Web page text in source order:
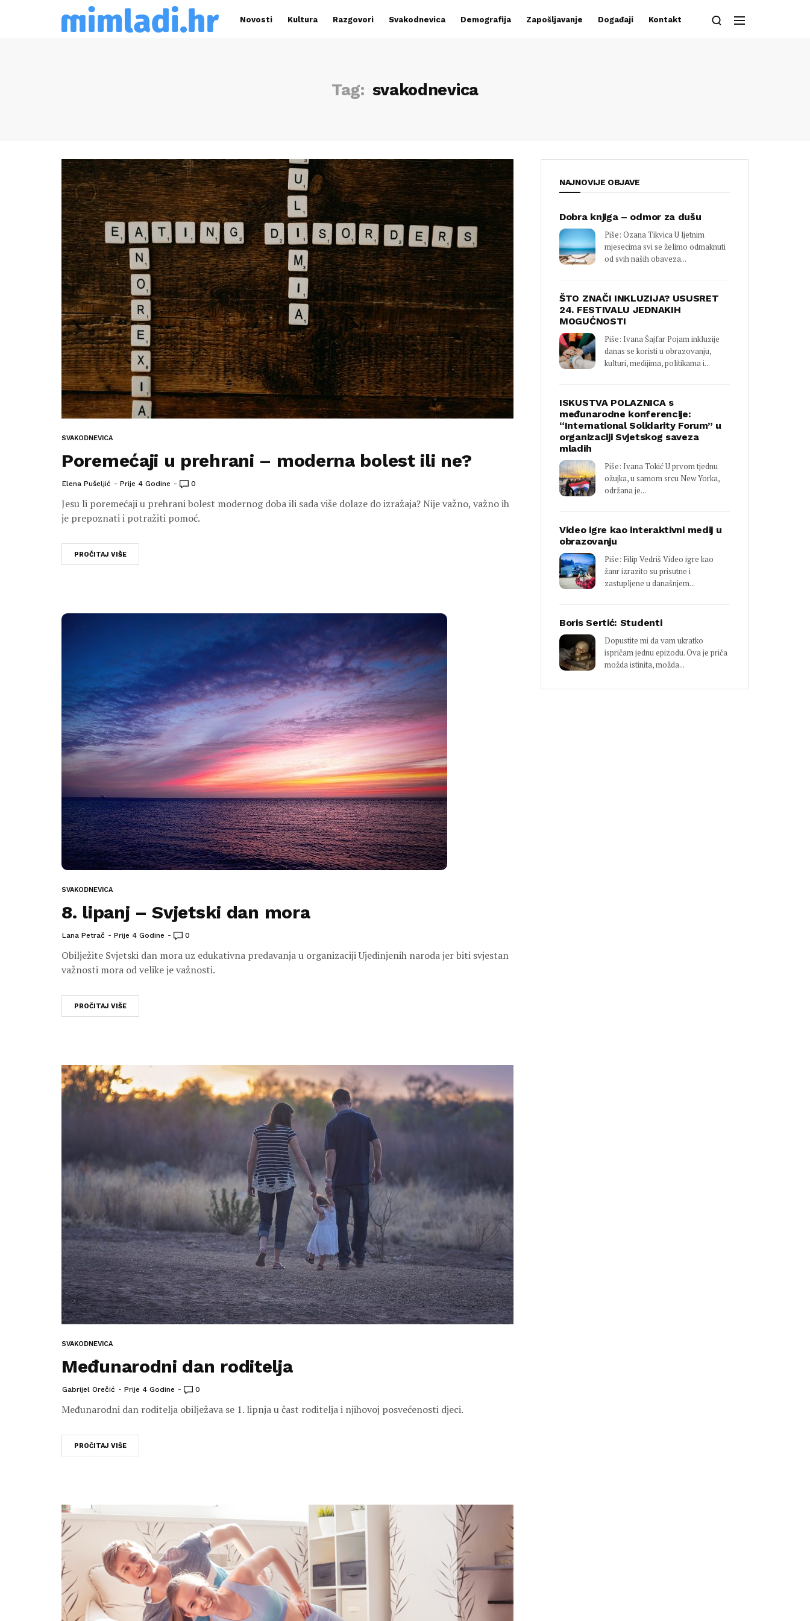
Novosti Kultura Razgovori Svakodnevica Demografija Zapošljavanje Događaji Kontakt
Tag: svakodnevica
SVAKODNEVICA
Poremećaji u prehrani – moderna bolest ili ne?
Elena Pušeljić Prije 4 Godine 0
Jesu li poremećaji u prehrani bolest modernog doba ili sada više dolaze do izražaja? Nije važno, važno ih
je prepoznati i potražiti pomoć.
PROČITAJ VIŠE
SVAKODNEVICA
8. lipanj – Svjetski dan mora
Lana Petrač Prije 4 Godine 0
Obilježite Svjetski dan mora uz edukativna predavanja u organizaciji Ujedinjenih naroda jer biti svjestan
važnosti mora od velike je važnosti.
PROČITAJ VIŠE
SVAKODNEVICA
Međunarodni dan roditelja
Gabrijel Orečić Prije 4 Godine 0
Međunarodni dan roditelja obilježava se 1. lipnja u čast roditelja i njihovoj posvećenosti djeci.
PROČITAJ VIŠE
NAJNOVIJE OBJAVE
Dobra knjiga – odmor za dušu
Piše: Ozana Tikvica U ljetnim
mjesecima svi se želimo odmaknuti
od svih naših obaveza...
ŠTO ZNAČI INKLUZIJA? USUSRET
24. FESTIVALU JEDNAKIH
MOGUĆNOSTI
Piše: Ivana Šajfar Pojam inkluzije
danas se koristi u obrazovanju,
kulturi, medijima, politikama i...
ISKUSTVA POLAZNICA s
međunarodne konferencije:
“International Solidarity Forum” u
organizaciji Svjetskog saveza
mladih
Piše: Ivana Tokić U prvom tjednu
ožujka, u samom srcu New Yorka,
održana je...
Video igre kao interaktivni medij u
obrazovanju
Piše: Filip Vedriš Video igre kao
žanr izrazito su prisutne i
zastupljene u današnjem...
Boris Sertić: Studenti
Dopustite mi da vam ukratko
ispričam jednu epizodu. Ova je priča
možda istinita, možda...